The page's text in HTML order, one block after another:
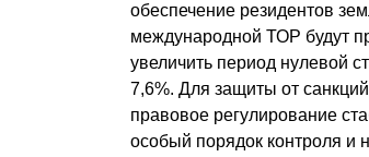
обеспечение резидентов
международной ТОР будут
увеличить период нулевой
7,6%. Для защиты от
правовое регулирование
особый порядок контроля и